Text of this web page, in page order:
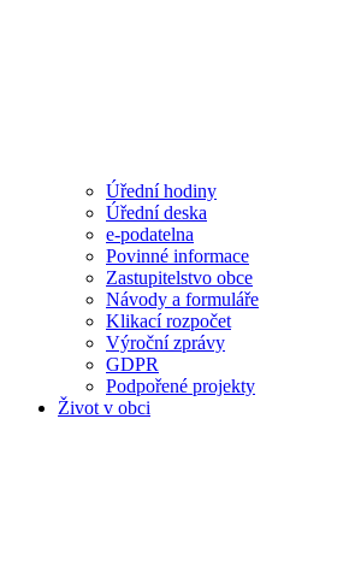
Úřední hodiny
Úřední deska
e-podatelna
Povinné informace
Zastupitelstvo obce
Návody a formuláře
Klikací rozpočet
Výroční zprávy
GDPR
Podpořené projekty
Život v obci